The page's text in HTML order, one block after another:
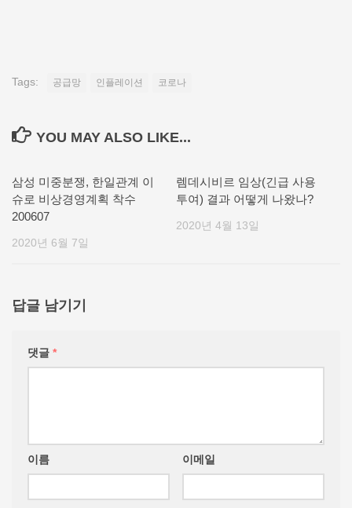
Tags: 공급망 인플레이션 코로나
YOU MAY ALSO LIKE...
삼성 미중분쟁, 한일관계 이
슈로 비상경영계획 착수
200607
2020년 6월 7일
렘데시비르 임상(긴급 사용
투여) 결과 어떻게 나왔나?
2020년 4월 13일
답글 남기기
댓글 *
이름 이메일